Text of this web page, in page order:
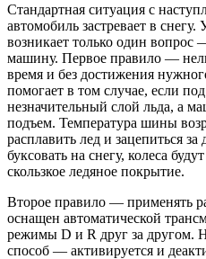
Стандартная ситуация с
автомобиль застревает в
возникает только один вопрос
машину. Первое правило —
время и без достижения
помогает в том случае, если
незначительный слой льда, а
подъем. Температура шины
расплавить лед и зацепиться
буксовать на снегу, колеса
скользкое ледяное покрытие.
Второе правило — применять
оснащен автоматической
режимы D и R друг за
способ — активируется и